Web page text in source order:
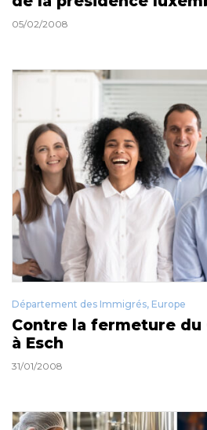
05/02/2008
Département des Immigrés, Europe
Contre la fermeture du
à Esch
31/01/2008